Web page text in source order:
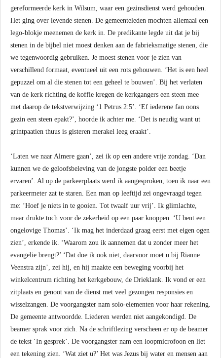
gereformeerde kerk in Wilsum, waar een gezinsdienst werd gehouden.
Het ging over levende stenen. De gemeenteleden mochten allemaal een
lego-blokje meenemen de kerk in. De predikante legde uit dat je bij
stenen in de bijbel niet moest denken aan de fabrieksmatige stenen, die
we tegenwoordig gebruiken. Je moest stenen voor je zien van
verschillend formaat, eventueel uit een rots gehouwen. ‘Het is een heel
gepuzzel om al die stenen tot een geheel te bouwen’. Bij het verlaten
van de kerk richting de koffie kregen de kerkgangers een steen mee
met daarop de tekstverwijzing ‘1 Petrus 2:5’. ‘Ef iederene fan oons
gezin een steen epakt?’, hoorde ik achter me. ‘Det is neudig want ut
grintpaatien thuus is gisteren merakel leeg eraakt’.
‘Laten we naar Almere gaan’, zei ik op een andere vrije zondag. ‘Dan
kunnen we de geloofsbeleving van de jongste polder een beetje
ervaren’. Al op de parkeerplaats werd ik aangesproken, toen ik naar een
parkeermeter zat te staren. Een man op leeftijd zei ongevraagd tegen
me: ‘Hoef je niets in te gooien. Tot twaalf uur vrij’. Ik glimlachte,
maar drukte toch voor de zekerheid op een paar knoppen. ‘U bent een
ongelovige Thomas’. ‘Ik mag het inderdaad graag eerst met eigen ogen
zien’, erkende ik. ‘Waarom zou ik aannemen dat u zonder meer het
evangelie brengt?’ ‘Dat doe ik ook niet, daarvoor moet u bij Rianne
Veenstra zijn’, zei hij, en hij maakte een beweging voorbij het
winkelcentrum richting het kerkgebouw, de Drieklank. Ik vond er een
zitplaats en genoot van de dienst met veel gezongen responsies en
wisselzangen. De voorgangster nam solo-elementen voor haar rekening.
De gemeente antwoordde. Liederen werden niet aangekondigd. De
beamer sprak voor zich. Na de schriftlezing verscheen er op de beamer
de tekst ‘In gesprek’. De voorgangster nam een loopmicrofoon en liet
een tekening zien. ‘Wat ziet u?’ Het was Jezus bij water en mensen aan